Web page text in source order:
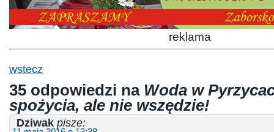
reklama
wstecz
35 odpowiedzi na Woda w
spożycia, ale nie wszędzie!
Dziwak pisze: